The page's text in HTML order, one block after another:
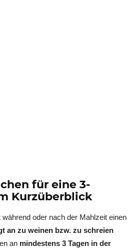
für eine 3-
Kurzüberblick
oder nach der Mahlzeit einen
an zu weinen bzw. zu schreien
an mindestens 3 Tagen in der